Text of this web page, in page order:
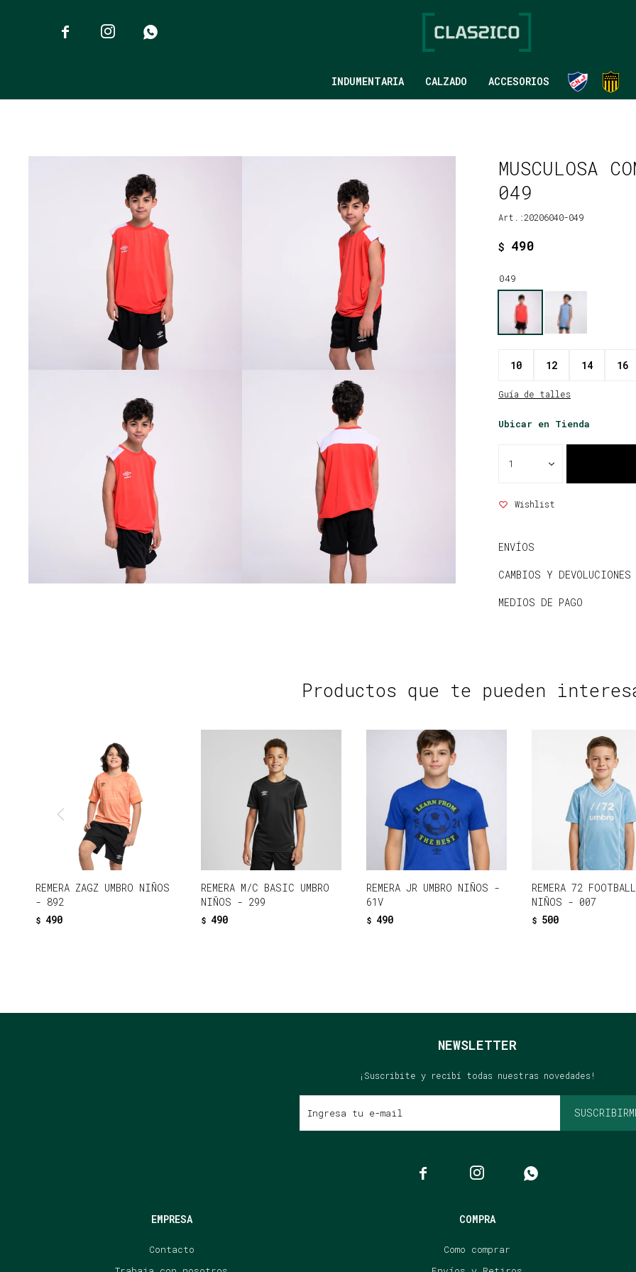
INDUMENTARIA CALZADO ACCESORIOS
  
MUSCULOSA
049
20206040-049
$ 490
049
10 12 14 16
Guía de talles
Ubicar en Tienda
1
ENVÍOS
CAMBIOS Y DEVOLUCIONES
MEDIOS DE PAGO
Productos que te pueden
REMERA ZAGZ UMBRO NIÑOS
- 892
$ 490
REMERA M/C BASIC UMBRO
NIÑOS - 299
$ 490
REMERA JR UMBRO NIÑOS -
61V
$ 490
REMERA 72
NIÑOS - 007
$ 500
EMPRESA
Contacto
COMPRA
Como comprar
NEWSLETTER
¡Suscribite y recibí todas nuestras novedades!
  